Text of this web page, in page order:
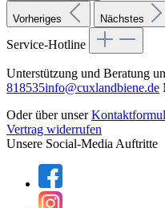
Vorheriges Nächstes
Service-Hotline
Unterstützung und Beratung
818535info@cuxlandbiene.de
Oder über unser
Vertrag widerrufen
Unsere Social-Media Auftritte